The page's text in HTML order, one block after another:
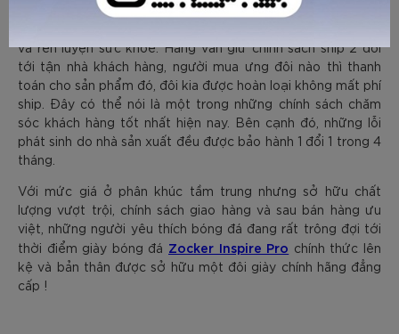
thân thiện, mà Zocker còn rất “chiều lòng” những người
và rèn luyện sức khỏe. Hãng vẫn giữ chính sách ship 2 đôi
tới tận nhà khách hàng, người mua ưng đôi nào thì thanh
toán cho sản phẩm đó, đôi kia được hoàn loại không mất phí
ship. Đây có thể nói là một trong những chính sách chăm
sóc khách hàng tốt nhất hiện nay. Bên cạnh đó, những lỗi
phát sinh do nhà sản xuất đều được bảo hành 1 đổi 1 trong 4
tháng.
Với mức giá ở phân khúc tầm trung nhưng sở hữu chất
lượng vượt trội, chính sách giao hàng và sau bán hàng ưu
việt, những người yêu thích bóng đá đang rất trông đợi tới
thời điểm giày bóng đá Zocker Inspire Pro chính thức lên
kệ và bản thân được sở hữu một đôi giày chính hãng đẳng
cấp !